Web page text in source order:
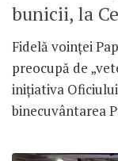
bunicii, la
Fidelă voinței
preocupă de
inițiativa
binecuvântarea